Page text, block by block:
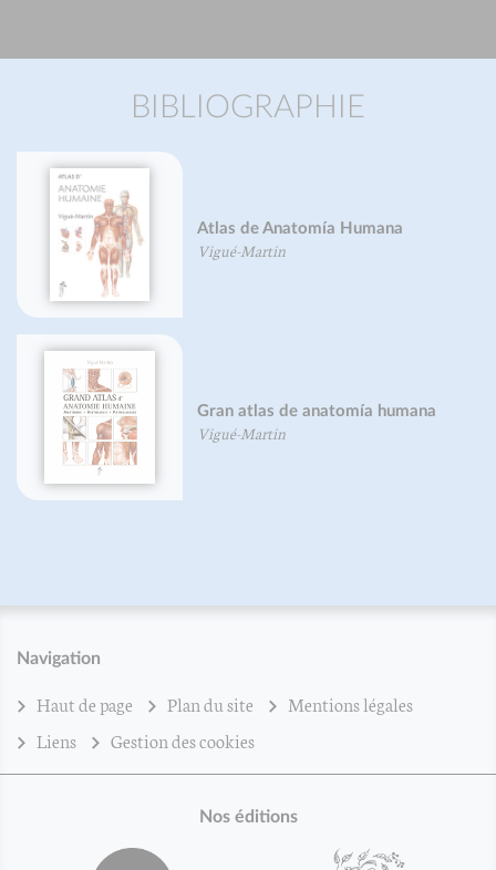
BIBLIOGRAPHIE
Atlas de Anatomía Humana
Vigué-Martin
Gran atlas de anatomía humana
Vigué-Martin
Navigation
Haut de page Plan du site
Mentions légales
Liens
Gestion des cookies
Nos éditions